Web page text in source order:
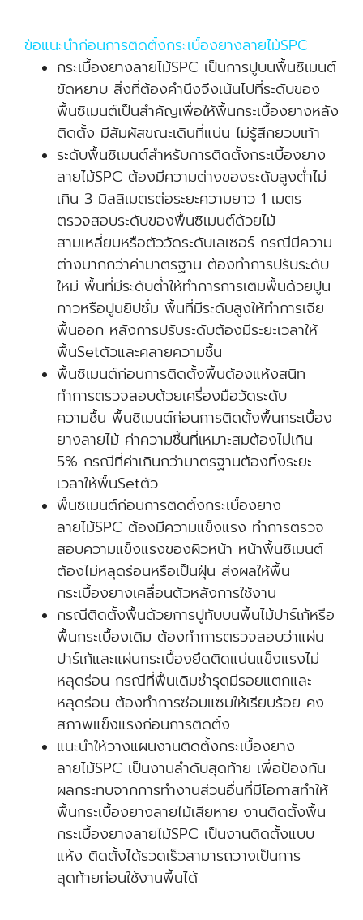
ข้อแนะนำก่อนการติดตั้งกระเบื้องยางลายไม้SPC
กระเบื้องยางลายไม้SPC เป็นการปูบนพื้นซิเมนต์
ขัดหยาบ สิ่งที่ต้องคำนึงจึงเน้นไปที่ระดับของ
พื้นซิเมนต์เป็นสำคัญเพื่อให้พื้นกระเบื้องยางหลัง
ติดตั้ง มีสัมผัสขณะเดินที่แน่น ไม่รู้สึกยวบเท้า
ระดับพื้นซิเมนต์สำหรับการติดตั้งกระเบื้องยาง
ลายไม้SPC ต้องมีความต่างของระดับสูงต่ำไม่
เกิน 3 มิลลิเมตรต่อระยะความยาว 1 เมตร
ตรวจสอบระดับของพื้นซิเมนต์ด้วยไม้
สามเหลี่ยมหรือตัววัดระดับเลเซอร์ กรณีมีความ
ต่างมากกว่าค่ามาตรฐาน ต้องทำการปรับระดับ
ใหม่ พื้นที่มีระดับต่ำให้ทำการการเติมพื้นด้วยปูน
กาวหรือปูนยิปซั่ม พื้นที่มีระดับสูงให้ทำการเจีย
พื้นออก หลังการปรับระดับต้องมีระยะเวลาให้
พื้นSetตัวและคลายความชื้น
พื้นซิเมนต์ก่อนการติดตั้งพื้นต้องแห้งสนิท
ทำการตรวจสอบด้วยเครื่องมือวัดระดับ
ความชื้น พื้นซิเมนต์ก่อนการติดตั้งพื้นกระเบื้อง
ยางลายไม้ ค่าความชื้นที่เหมาะสมต้องไม่เกิน
5% กรณีที่ค่าเกินกว่ามาตรฐานต้องทิ้งระยะ
เวลาให้พื้นSetตัว
พื้นซิเมนต์ก่อนการติดตั้งกระเบื้องยาง
ลายไม้SPC ต้องมีความแข็งแรง ทำการตรวจ
สอบความแข็งแรงของผิวหน้า หน้าพื้นซิเมนต์
ต้องไม่หลุดร่อนหรือเป็นฝุ่น ส่งผลให้พื้น
กระเบื้องยางเคลื่อนตัวหลังการใช้งาน
กรณีติดตั้งพื้นด้วยการปูทับบนพื้นไม้ปาร์เก้หรือ
พื้นกระเบื้องเดิม ต้องทำการตรวจสอบว่าแผ่น
ปาร์เก้และแผ่นกระเบื้องยึดติดแน่นแข็งแรงไม่
หลุดร่อน กรณีที่พื้นเดิมชำรุดมีรอยแตกและ
หลุดร่อน ต้องทำการซ่อมแซมให้เรียบร้อย คง
สภาพแข็งแรงก่อนการติดตั้ง
แนะนำให้วางแผนงานติดตั้งกระเบื้องยาง
ลายไม้SPC เป็นงานลำดับสุดท้าย เพื่อป้องกัน
ผลกระทบจากการทำงานส่วนอื่นที่มีโอกาสทำให้
พื้นกระเบื้องยางลายไม้เสียหาย งานติดตั้งพื้น
กระเบื้องยางลายไม้SPC เป็นงานติดตั้งแบบ
แห้ง ติดตั้งได้รวดเร็วสามารถวางเป็นการ
สุดท้ายก่อนใช้งานพื้นได้